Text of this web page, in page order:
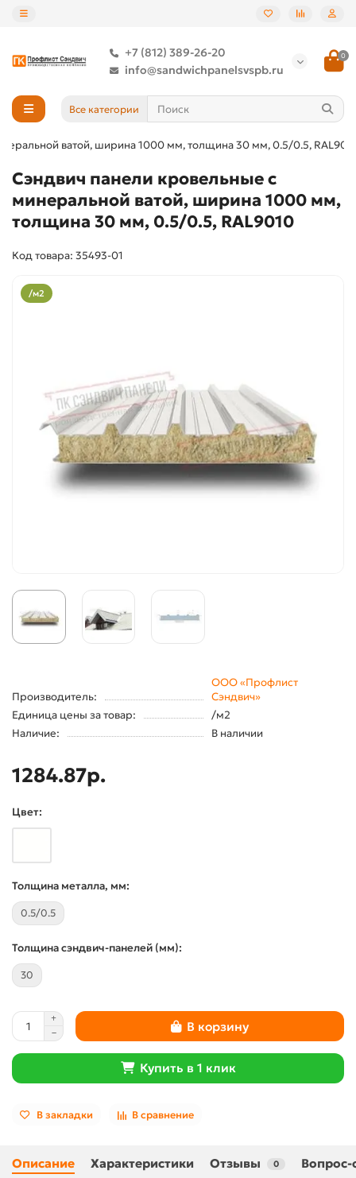
+7 (812) 389-26-20
info@sandwichpanelsvspb.ru
0
Все категории
ватой, ширина 1000 мм, толщина 30 мм, 0.5/0.5,
Сэндвич панели кровельные с
минеральной ватой, ширина 1000 мм,
толщина 30 мм, 0.5/0.5, RAL9010
Код товара: 35493-01
/м2
Производитель:
ООО «Профлист
Сэндвич»
Единица цены за товар:
/м2
Наличие:
В наличии
1284.87р.
Цвет:
Толщина металла, мм:
0.5/0.5
Толщина сэндвич-панелей (мм):
30
В корзину
Купить в 1 клик
В закладки В сравнение
Описание Характеристики Отзывы 0 Вопрос-